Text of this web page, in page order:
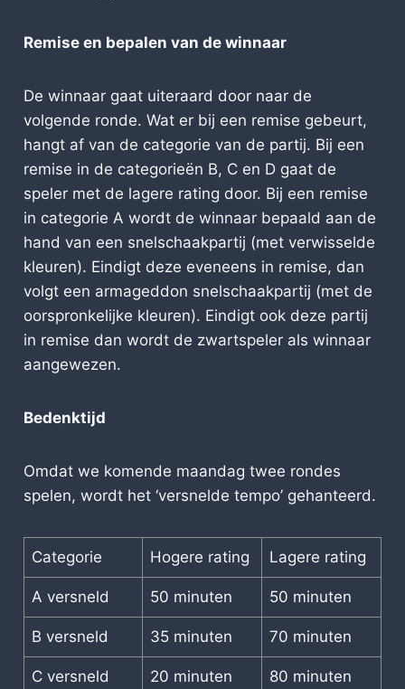
Remise en bepalen van de winnaar
De winnaar gaat uiteraard door naar de
volgende ronde. Wat er bij een remise gebeurt,
hangt af van de categorie van de partij. Bij een
remise in de categorieën B, C en D gaat de
speler met de lagere rating door. Bij een remise
in categorie A wordt de winnaar bepaald aan de
hand van een snelschaakpartij (met verwisselde
kleuren). Eindigt deze eveneens in remise, dan
volgt een armageddon snelschaakpartij (met de
oorspronkelijke kleuren). Eindigt ook deze partij
in remise dan wordt de zwartspeler als winnaar
aangewezen.
Bedenktijd
Omdat we komende maandag twee rondes
spelen, wordt het ‘versnelde tempo’ gehanteerd.
Categorie Hogere rating Lagere rating
A versneld 50 minuten 50 minuten
B versneld 35 minuten 70 minuten
C versneld 20 minuten 80 minuten